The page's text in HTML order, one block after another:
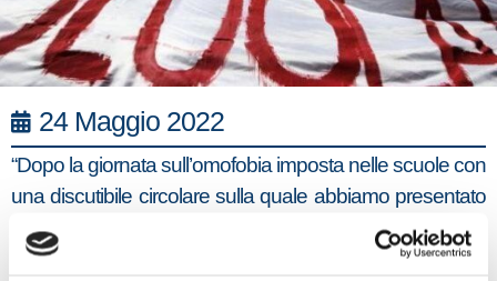
24 Maggio 2022
“Dopo la giornata sull’omofobia imposta nelle scuole con
una discutibile circolare sulla quale abbiamo presentato
un’interrogazione, continuiamo ad essere preoccupati
per il coinvolgimento di bambini ed adolescenti in